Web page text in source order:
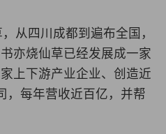
从四川成都到遍布全国，
亦烧仙草已经发展成一家
上下游产业企业、创造近
，每年营收近百亿，并帮